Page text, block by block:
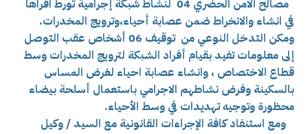
مصالح الامن الحضري 04 لنشاط شبكة إجرامية تورط افراها
في انشاء والانخراط ضمن عصابة أحياء،وترويج المخدرات.
ومكن التدخل النوعي من توقيف 06 أشخاص عقب التوصل
إلى معلوماتتفيد بقيام أفراد الشبكة لترويج المخدرات وسط
قطاع الاختصاص ، وانشاء عصابة احياء لغرض المساس
بالسكينة وفرض نشاطهم الاجرامي باستعمال أسلحة بيضاء
محظورة وتوجيه تهديدات في وسط الأحياء.
ومع استنفاد كافة الإجراءات القانونية مع السيد / وكيل